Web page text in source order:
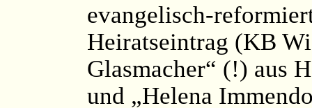
evangelisch-
Heiratseintrag (KB
Glasmacher“ (!) aus
und „Helena